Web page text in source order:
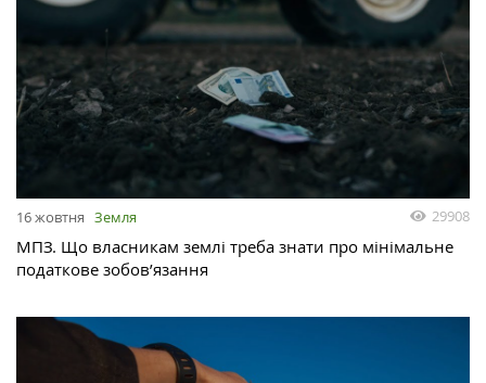
16 жовтня Земля 29908
МПЗ. Що власникам землі треба знати про мінімальне
податкове зобов’язання